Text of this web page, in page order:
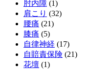
肘内障 (1)
肩こり (32)
腰痛 (21)
膝痛 (5)
自律神経 (17)
自賠責保険 (21)
花壇 (1)